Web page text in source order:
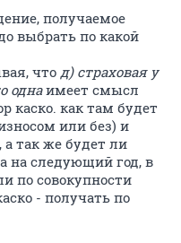
получаемое
выбрать по какой
что д) страховая у
однаимеет смысл
каско. как там будет
или без) и
так же будет ли
на следующий год, в
по совокупности
- получать по